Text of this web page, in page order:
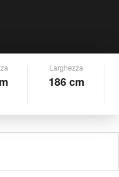
Larghezza
186 cm